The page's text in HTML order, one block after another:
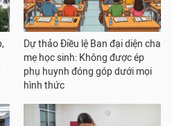
Dự thảo Điều lệ Ban đại diện cha
mẹ học sinh: Không được ép
phụ huynh đóng góp dưới mọi
hình thức